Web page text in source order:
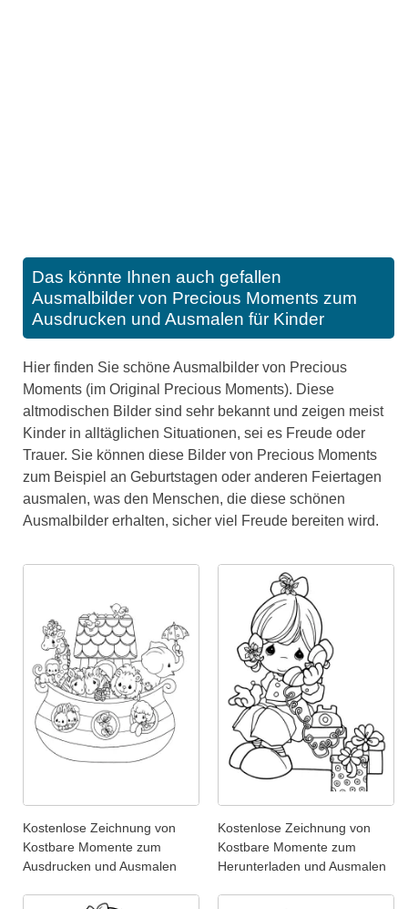
Das könnte Ihnen auch gefallen
Ausmalbilder von Precious Moments zum
Ausdrucken und Ausmalen für Kinder
Hier finden Sie schöne Ausmalbilder von Precious
Moments (im Original Precious Moments). Diese
altmodischen Bilder sind sehr bekannt und zeigen meist
Kinder in alltäglichen Situationen, sei es Freude oder
Trauer. Sie können diese Bilder von Precious Moments
zum Beispiel an Geburtstagen oder anderen Feiertagen
ausmalen, was den Menschen, die diese schönen
Ausmalbilder erhalten, sicher viel Freude bereiten wird.
Kostenlose Zeichnung von
Kostbare Momente zum
Ausdrucken und Ausmalen
Kostenlose Zeichnung von
Kostbare Momente zum
Herunterladen und Ausmalen